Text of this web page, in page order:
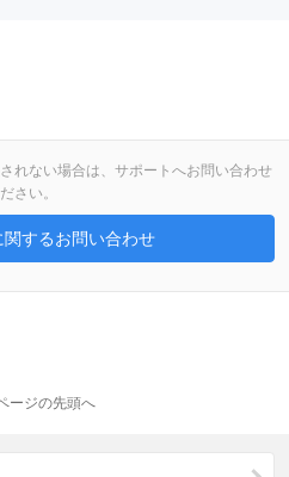
れない場合は、サポートへお問い合わせ
さい。
するお問い合わせ
ージの先頭へ